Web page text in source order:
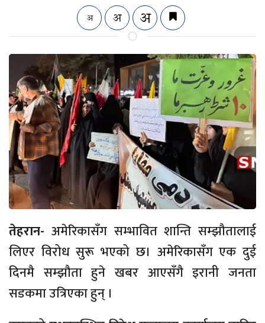
तेहरान- अमेरिकासँग सम्भावित शान्ति सम्झौतालाई
लिएर विरोध सुरू भएको छ। अमेरिकासँग एक दुई
दिनमै सम्झौता हुने खबर आएसँगै इरानी जनता
सडकमा उत्रिएका हुन् ।